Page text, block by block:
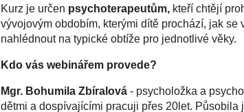
Kurz je určen psychoterapeutům,kteří chtějí
vývojovým obdobím, kterými dítě prochází, jak
nahlédnout na typické obtíže pro jednotlivé věky.
Kdo vás webinářem provede?
Mgr. Bohumila Zbíralová- psycholožka a
dětmi a dospívajícími pracuji přes 20let. Působila